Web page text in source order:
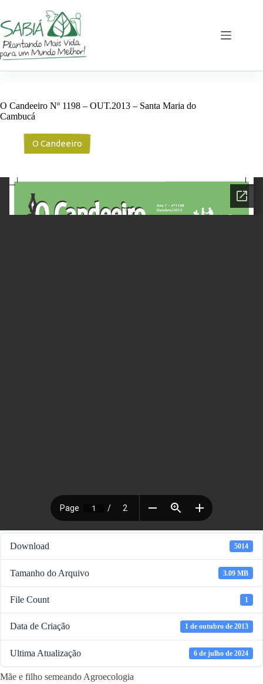
o
conteúdo
O Candeeiro Nº 1198 – OUT.2013 – Santa Maria do
Cambucá
O Candeeiro
Download 5014
Tamanho do Arquivo 3.09 MB
File Count 1
Data de Criação 1 de outubro de 2013
Ultima Atualização 6 de julho de 2024
Mãe e filho semeando Agroecologia